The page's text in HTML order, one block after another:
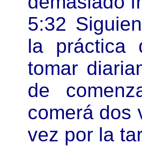
5:32
la
tomar
de
comerá dos
vez por la